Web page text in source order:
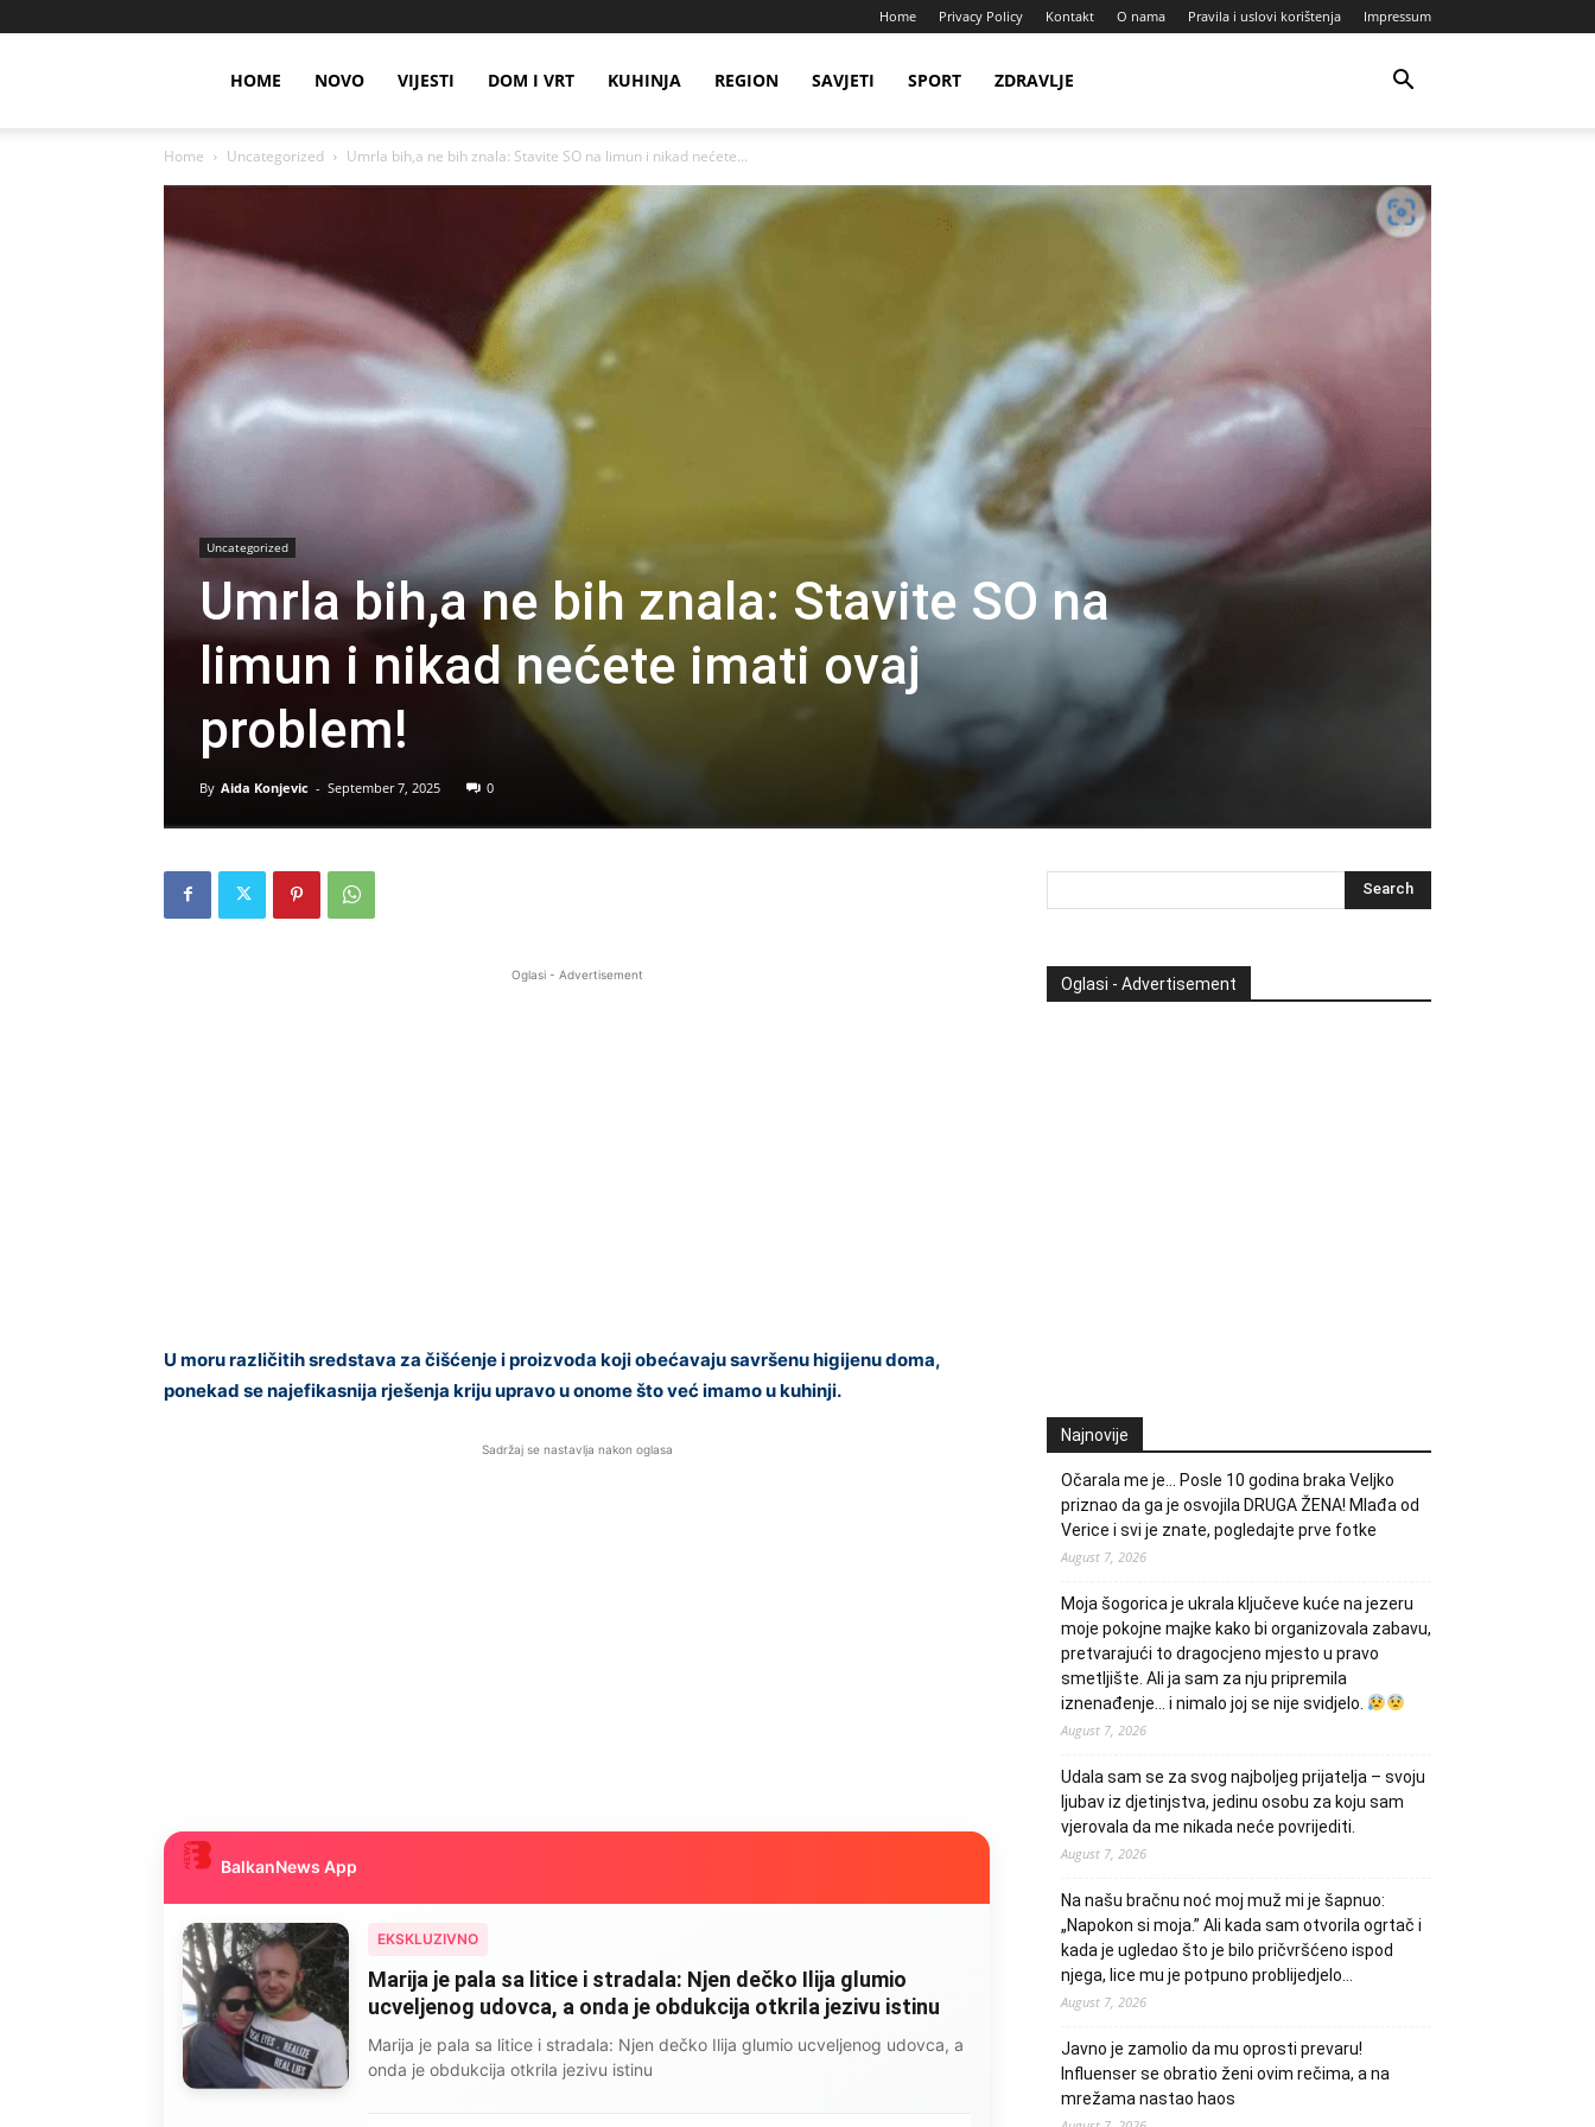
Home Privacy Policy Kontakt O nama Pravila i uslovi korištenja Impressum
HOME NOVO VIJESTI DOM I VRT KUHINJA REGION SAVJETI SPORT ZDRAVLJE
Home Uncategorized Umrla bih,a ne bih znala: Stavite SO na limun i nikad nećete...
Uncategorized
Umrla bih,a ne bih znala: Stavite SO na
limun i nikad nećete imati ovaj
problem!
By Aida Konjevic - September 7, 2025 0
Oglasi - Advertisement
U moru različitih sredstava za čišćenje i proizvoda koji obećavaju savršenu higijenu doma,
ponekad se najefikasnija rješenja kriju upravo u onome što već imamo u kuhinji.
Sadržaj se nastavlja nakon oglasa
BalkanNews App
EKSKLUZIVNO
Marija je pala sa litice i stradala: Njen dečko Ilija glumio
ucveljenog udovca, a onda je obdukcija otkrila jezivu istinu
Marija je pala sa litice i stradala: Njen dečko Ilija glumio ucveljenog udovca, a
onda je obdukcija otkrila jezivu istinu
Oglasi - Advertisement
Najnovije
Očarala me je… Posle 10 godina braka Veljko
priznao da ga je osvojila DRUGA ŽENA! Mlađa od
Verice i svi je znate, pogledajte prve fotke
August 7, 2026
Moja šogorica je ukrala ključeve kuće na jezeru
moje pokojne majke kako bi organizovala zabavu,
pretvarajući to dragocjeno mjesto u pravo
smetljište. Ali ja sam za nju pripremila
iznenađenje… i nimalo joj se nije svidjelo.
August 7, 2026
Udala sam se za svog najboljeg prijatelja – svoju
ljubav iz djetinjstva, jedinu osobu za koju sam
vjerovala da me nikada neće povrijediti.
August 7, 2026
Na našu bračnu noć moj muž mi je šapnuo:
„Napokon si moja.” Ali kada sam otvorila ogrtač i
kada je ugledao što je bilo pričvršćeno ispod
njega, lice mu je potpuno problijedjelo…
August 7, 2026
Javno je zamolio da mu oprosti prevaru!
Influenser se obratio ženi ovim rečima, a na
mrežama nastao haos